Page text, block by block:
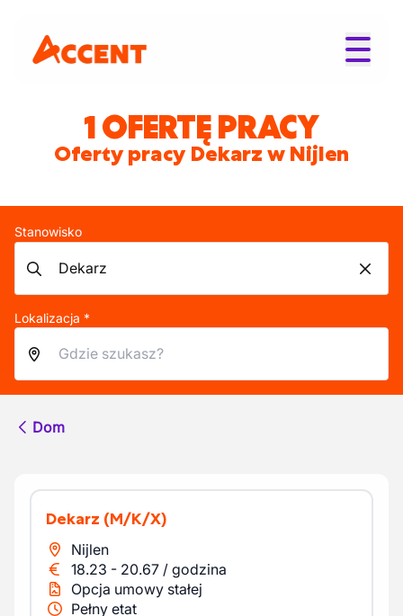
1 OFERTĘ PRACY
Oferty pracy Dekarz w Nijlen
Stanowisko
Lokalizacja *
Dom
Dekarz (M/K/X)
Nijlen
18.23 - 20.67 / godzina
Opcja umowy stałej
Pełny etat